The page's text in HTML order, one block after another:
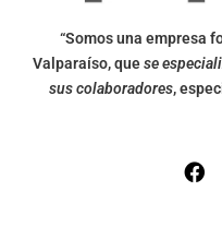
“Somos una empresa
Valparaíso, quese
sus colaboradores,